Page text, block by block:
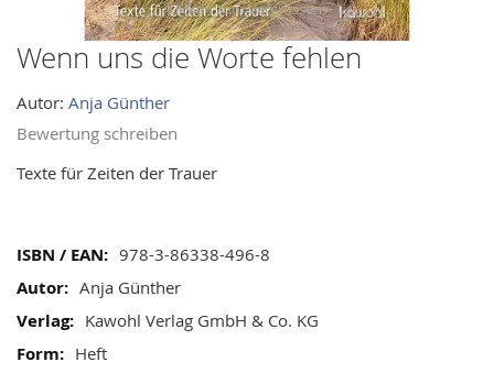
Wenn uns die Worte fehlen
Autor: Anja Günther
Bewertung schreiben
Texte für Zeiten der Trauer
Mehr
Informationen
978-3-86338-496-8
Anja Günther
Kawohl Verlag GmbH & Co. KG
Heft
Skip
the
beginning
the